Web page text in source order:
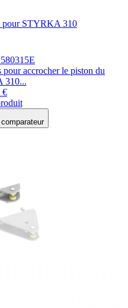
pour STYRKA 310
accrocher le piston du
310...
€